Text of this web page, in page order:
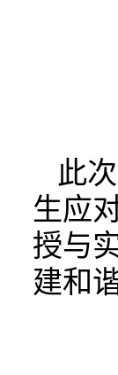
此
生应
授与
建和